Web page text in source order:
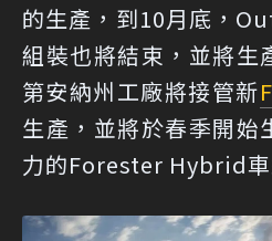
的生產，到10月底，
組裝也將結束，並將生
第安納州工廠將接管新
生產，並將於春季開始
力的Forester Hybrid車